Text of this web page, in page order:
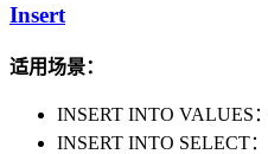
Insert
适用场景：
INSERT INTO VALUES
INSERT INTO SELECT：